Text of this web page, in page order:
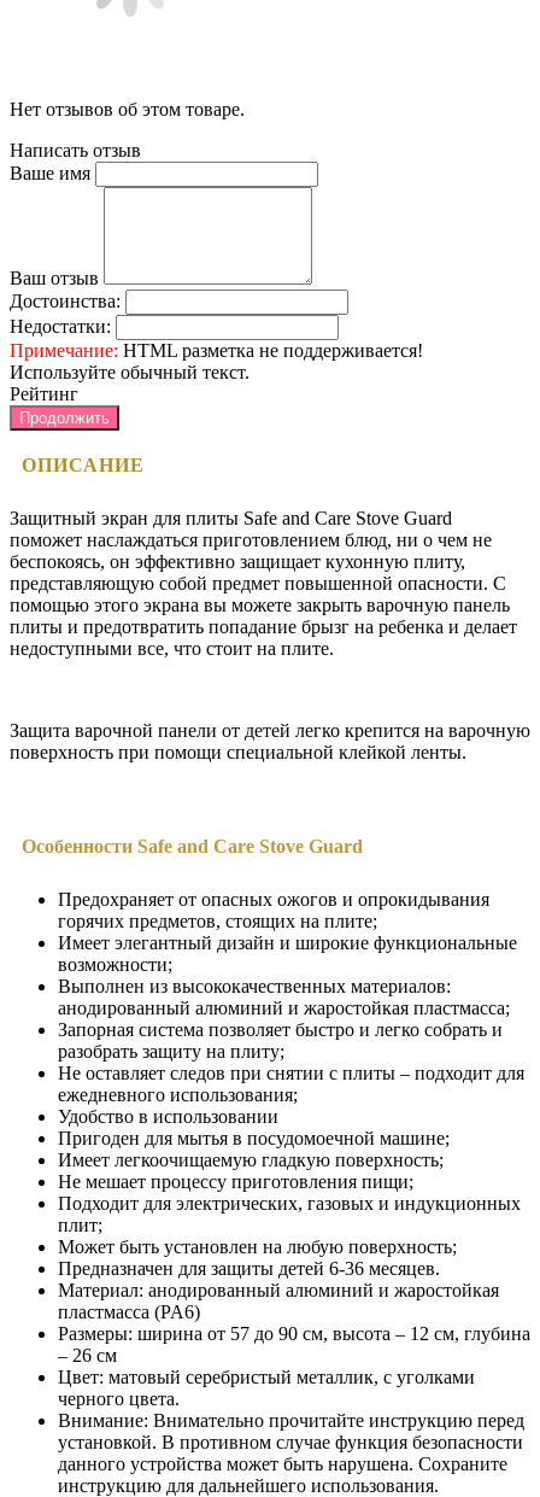
Нет отзывов об этом товаре.
Написать отзыв
Ваше имя
Ваш отзыв
Достоинства:
Недостатки:
Примечание: HTML разметка не поддерживается!
Используйте обычный текст.
Рейтинг
Продолжить
ОПИСАНИЕ
Защитный экран для плиты Safe and Care Stove Guard
поможет наслаждаться приготовлением блюд, ни о чем не
беспокоясь, он эффективно защищает кухонную плиту,
представляющую собой предмет повышенной опасности. С
помощью этого экрана вы можете закрыть варочную панель
плиты и предотвратить попадание брызг на ребенка и делает
недоступными все, что стоит на плите.
Защита варочной панели от детей легко крепится на варочную
поверхность при помощи специальной клейкой ленты.
Особенности Safe and Care Stove Guard
Предохраняет от опасных ожогов и опрокидывания
горячих предметов, стоящих на плите;
Имеет элегантный дизайн и широкие функциональные
возможности;
Выполнен из высококачественных материалов:
анодированный алюминий и жаростойкая пластмасса;
Запорная система позволяет быстро и легко собрать и
разобрать защиту на плиту;
Не оставляет следов при снятии с плиты – подходит для
ежедневного использования;
Удобство в использовании
Пригоден для мытья в посудомоечной машине;
Имеет легкоочищаемую гладкую поверхность;
Не мешает процессу приготовления пищи;
Подходит для электрических, газовых и индукционных
плит;
Может быть установлен на любую поверхность;
Предназначен для защиты детей 6-36 месяцев.
Материал: анодированный алюминий и жаростойкая
пластмасса (PA6)
Размеры: ширина от 57 до 90 см, высота – 12 см, глубина
– 26 см
Цвет: матовый серебристый металлик, с уголками
черного цвета.
Внимание: Внимательно прочитайте инструкцию перед
установкой. В противном случае функция безопасности
данного устройства может быть нарушена. Сохраните
инструкцию для дальнейшего использования.